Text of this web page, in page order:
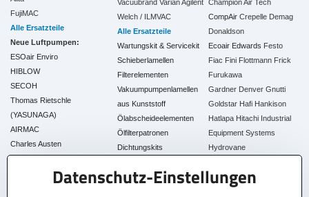
FujiMAC
Alle Ersatzteile
Neue Luftpumpen:
ESOair Enviro
HIBLOW
SECOH
Thomas Rietschle
(YASUNAGA)
AIRMAC
Charles Austen
NITTO (MEDO / Nitto Kohki)
Vacuubrand Varian Agilent
Welch / ILMVAC
Alle Ersatzteile
Wartungskit & Servicekit
Schieberlamellen
Filterelementen
Vakuumpumpenlamellen
aus Kunststoff
Ölabscheideelementen
Ölfilterpatronen
Dichtungskits
Zubehör & Betriebsstoffe
Champion Air Tech
CompAir Crepelle Demag
Donaldson
Ecoair Edwards Festo
Fiac Fini Flottmann Frick
Furukawa
Gardner Denver Gnutti
Goldstar Hafi Hankison
Hatlapa Hitachi Industrial
Equipment Systems
Hydrovane
Elze Jenbacher
Datenschutz-Einstellungen